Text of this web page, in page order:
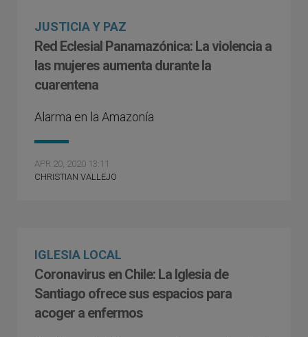
JUSTICIA Y PAZ
Red Eclesial Panamazónica: La violencia a
las mujeres aumenta durante la
cuarentena
Alarma en la Amazonía
APR 20, 2020 13:11
CHRISTIAN VALLEJO
IGLESIA LOCAL
Coronavirus en Chile: La Iglesia de
Santiago ofrece sus espacios para
acoger a enfermos